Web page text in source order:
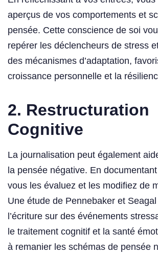
aperçus de vos comportements et
pensée. Cette conscience de soi
repérer les déclencheurs de stress
des mécanismes d’adaptation,
croissance personnelle et la
2. Restructuration
Cognitive
La journalisation peut également
la pensée négative. En
vous les évaluez et les modifiez de
Une étude de Pennebaker et
l’écriture sur des événements
le traitement cognitif et la santé
à remanier les schémas de pensée